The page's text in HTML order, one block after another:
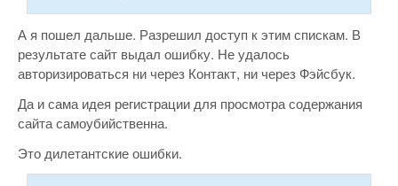
А я пошел дальше. Разрешил доступ к этим спискам. В
результате сайт выдал ошибку. Не удалось
авторизироваться ни через Контакт, ни через Фэйсбук.
Да и сама идея регистрации для просмотра содержания
сайта самоубийственна.
Это дилетантские ошибки.